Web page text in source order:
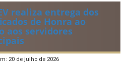
realiza entrega dos
de Honra ao
aos servidores
20 de julho de 2026